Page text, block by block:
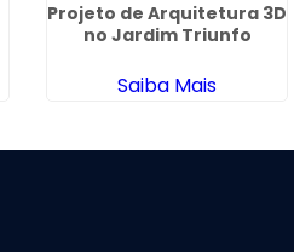
Projeto de Arquitetura 3D
no Jardim Triunfo
Saiba Mais